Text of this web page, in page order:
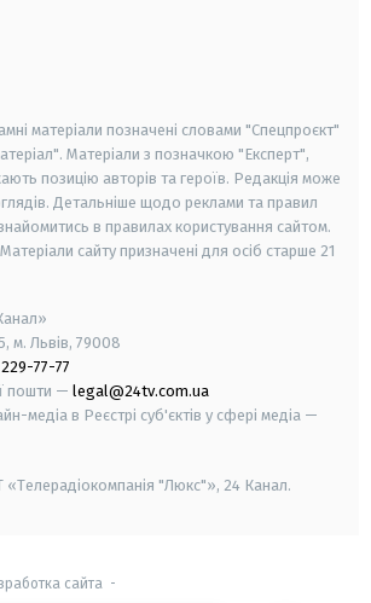
матеріали позначені словами "Спецпроєкт"
Матеріали з позначкою "Експерт",
позицію авторів та героїв. Редакція може
Детальніше щодо реклами та правил
в правилах користування сайтом.
Матеріали сайту призначені для осіб старше 21
м. Львів, 79008
77-77
пошти — legal@24tv.com.ua
медіа в Реєстрі суб'єктів у сфері медіа —
«Телерадіокомпанія "Люкс"», 24 Канал.
сайта -